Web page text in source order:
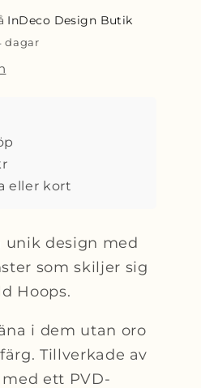
InDeco Design Butik
dagar
eller kort
unik design med
som skiljer sig
Hoops.
i dem utan oro
Tillverkade av
ett PVD-